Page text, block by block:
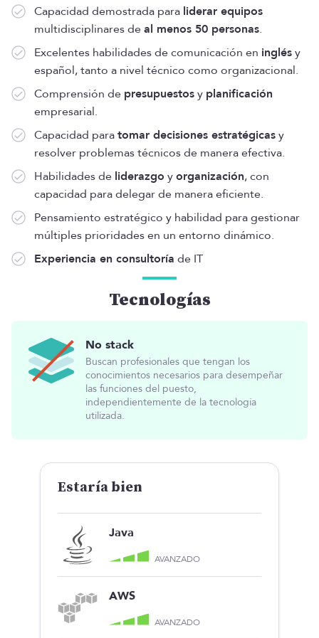
Capacidad demostrada para liderar equipos
multidisciplinares deal menos 50 personas.
Excelentes habilidades de comunicación en inglésy
español, tanto a nivel técnico como organizacional.
Comprensión de presupuestosy planificación
empresarial.
Capacidad paratomar decisiones estratégicasy
resolver problemas técnicos de manera efectiva.
Habilidades de liderazgo yorganización, con
capacidad para delegar de manera eficiente.
Pensamiento estratégico y habilidad para gestionar
múltiples prioridades en un entorno dinámico.
Experiencia en consultoría de IT
Tecnologías
No stack
Buscan profesionales que tengan los
conocimientos necesarios para desempeñar
las funciones del puesto,
independientemente de la tecnología
utilizada.
Estaría bien
Java
AVANZADO
AWS
AVANZADO